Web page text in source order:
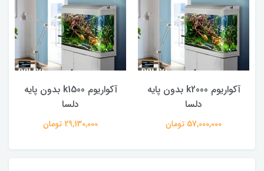
آکواریوم k2000 بدون پایه
دلسا
57,000,000 تومان
آکواریوم k1500 بدون پایه
دلسا
29,130,000 تومان